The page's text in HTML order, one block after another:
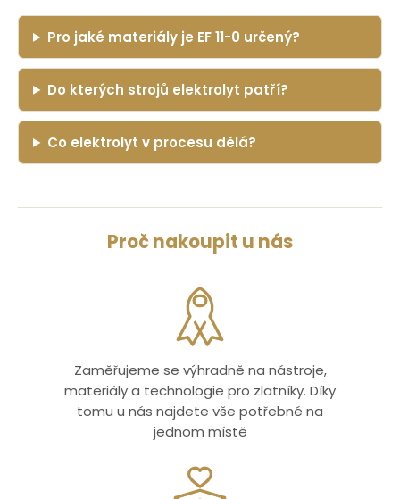
Pro jaké materiály je EF 11-0 určený?
Do kterých strojů elektrolyt patří?
Co elektrolyt v procesu dělá?
Proč nakoupit u nás
Zaměřujeme se výhradně na nástroje,
materiály a technologie pro zlatníky. Díky
tomu u nás najdete vše potřebné na
jednom místě